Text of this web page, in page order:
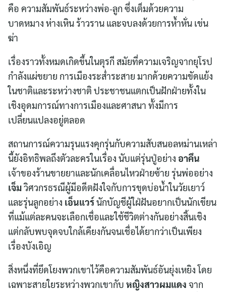
คือ ความสัมพันธ์ระหว่างพ่อ-ลูก ซึ่งเต็มด้วยความ
บาดหมาง ห่างเหิน ร้าวราน และจบลงด้วยการห้ำหั่น เข่น
ฆ่า
เรื่องราวทั้งหมดเกิดขึ้นในตุรกี สมัยที่ความเจริญจากยุโรป
กำลังแผ่ขยาย การเมืองระส่ำระสาย มากด้วยความขัดแย้ง
ในชาติและระหว่างชาติ ประชาชนแตกเป็นฝักฝ่ายทั้งใน
เชิงอุดมการณ์ทางการเมืองและศาสนา ทั้งมีการ
เปลี่ยนแปลงอยู่ตลอด
สถานการณ์ความรุนแรงคุกรุ่นกับความสับสนอลหม่านเหล่า
นี้ยังอิทธิพลถึงตัวละครในเรื่อง นับแต่รุ่นปู่อย่าง อาคึน
เจ้าของร้านขายยาและนักเคลื่อนไหวฝ่ายซ้าย รุ่นพ่ออย่าง
เจ็มวิศวกรธรณีผู้มีอดีตฝังใจกับการขุดบ่อน้ำในวัยเยาว์
และรุ่นลูกอย่าง เอ็นแวร์นักบัญชีผู้ใฝ่ฝันอยากเป็นนักเขียน
ที่แม้แต่ละคนจะเลือกเชื่อและใช้ชีวิตต่างกันอย่างสิ้นเชิง
แต่กลับพบจุดจบใกล้เคียงกันจนเชื่อได้ยากว่าเป็นเพียง
เรื่องบังเอิญ
สิ่งหนึ่งที่ยึดโยงพวกเขาไว้คือความสัมพันธ์อันยุ่งเหยิง โดย
เฉพาะสายใยระหว่างพวกเขากับ หญิงสาวผมแดง จาก